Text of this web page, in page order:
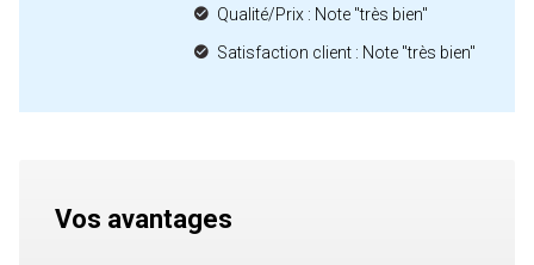
Qualité/Prix : Note "très bien"
Satisfaction client : Note "très bien"
Vos avantages